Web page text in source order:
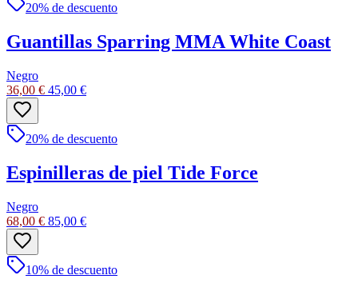
20% de descuento
Guantillas Sparring MMA White Coast
Negro
36,00 € 45,00 €
20% de descuento
Espinilleras de piel Tide Force
Negro
68,00 € 85,00 €
10% de descuento